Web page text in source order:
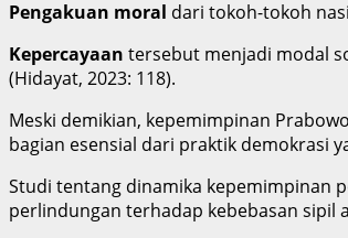
Pengakuan moral dari tokoh-tokoh
Kepercayaan tersebut menjadi modal
(Hidayat, 2023: 118).
Meski demikian, kepemimpinan
bagian esensial dari praktik demokrasi
Studi tentang dinamika kepemimpinan
perlindungan terhadap kebebasan sipil